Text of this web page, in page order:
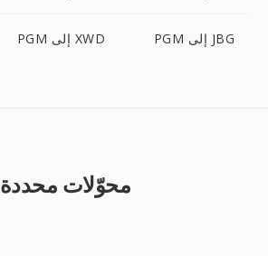
PGM إلى XWD PGM إلى JBG
محوّلات محددة